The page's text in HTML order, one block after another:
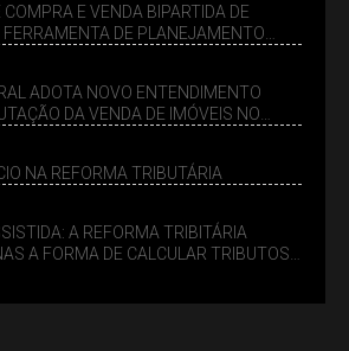
COMPRA E VENDA BIPARTIDA DE
FERRAMENTA DE PLANEJAMENTO
ADOTA NOVO ENTENDIMENTO
DA VENDA DE IMÓVEIS NO
NA REFORMA TRIBUTÁRIA
A REFORMA TRIBITÁRIA
A FORMA DE CALCULAR TRIBUTOS